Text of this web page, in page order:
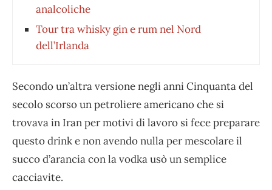
analcoliche
Tour tra whisky gin e rum nel Nord
dell’Irlanda
Secondo un’altra versione negli anni Cinquanta del
secolo scorso un petroliere americano che si
trovava in Iran per motivi di lavoro si fece preparare
questo drink e non avendo nulla per mescolare il
succo d’arancia con la vodka usò un semplice
cacciavite.